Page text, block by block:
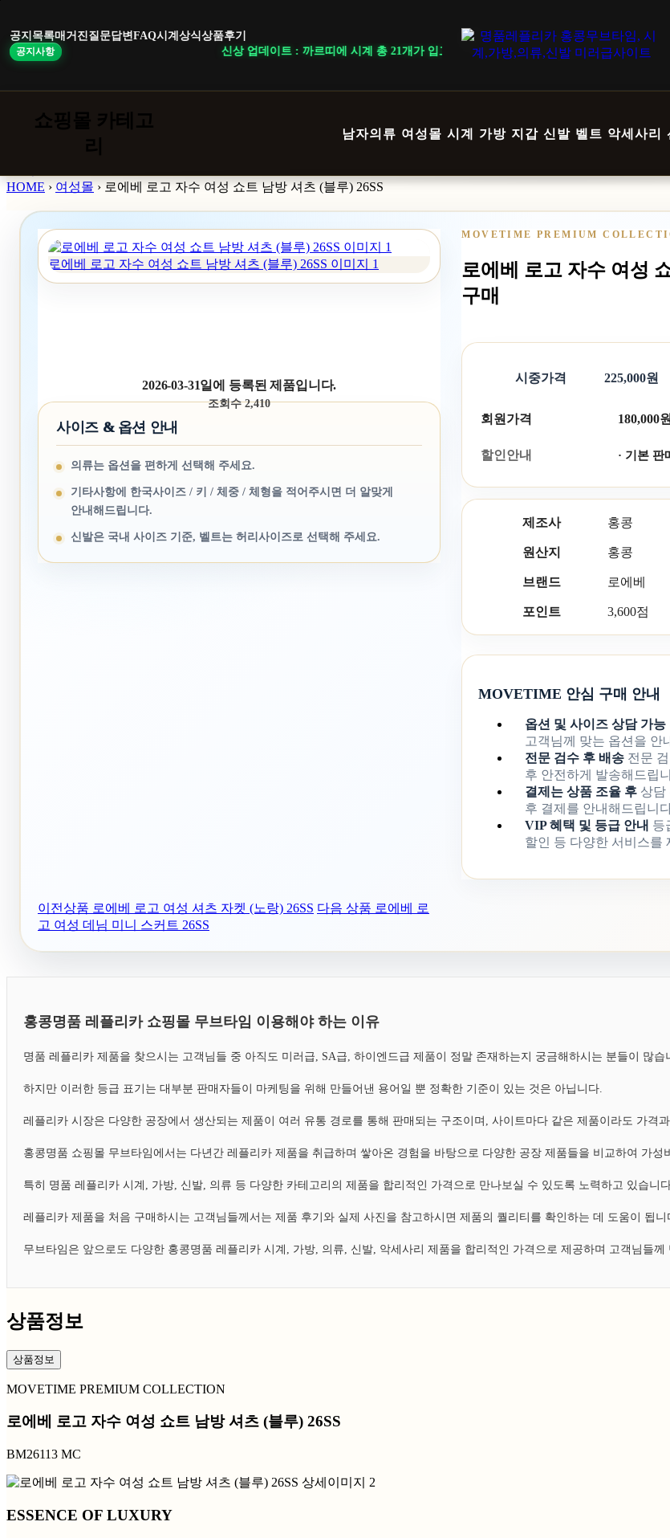
공지목록매거진 질문답변 FAQ시계상식상품후기
공지사항 신상 업데이트 : 까르띠에 시계 총 21개가 입고되었습니다.
남자의류 여성몰 시계 가방 지갑 신발 벨트 악세사리
바
로
기
HOME › 여성몰 › 로에베 로고 자수 여성 쇼트 남방 셔츠 (블루) 26SS
로에베 로고 자수 여성 쇼트 남방 셔츠 (블루) 26SS 이미지 1
2026-03-31일에 등록된 제품입니다.
조회수 2,410
사이즈 & 옵션 안내
의류는 옵션을 편하게 선택해 주세요.
기타사항에 한국사이즈 / 키 / 체중 / 체형을 적어주시면 더 알맞게
안내해드립니다.
신발은 국내 사이즈 기준, 벨트는 허리사이즈로 선택해 주세요.
MOVETIME PREMIUM
로에베 로고 자수 여성
구매
시중가격 225,000원
회원가격 180,000원
할인안내 · 기본 판
제조사 홍콩
원산지 홍콩
브랜드 로에베
포인트 3,600점
MOVETIME 안심 구매 안내
옵션 및 사이즈 상담 가능
고객님께 맞는 옵션을 안
전문 검수 후 배송 전문
후 안전하게 발송해드립
결제는 상품 조율 후 상담
후 결제를 안내해드립니
VIP 혜택 및 등급 안내 등
할인 등 다양한 서비스를
이전상품 로에베 로고 여성 셔츠 자켓 (노랑) 26SS 다음 상품 로에베 로
고 여성 데님 미니 스커트 26SS
홍콩명품 레플리카 쇼핑몰 무브타임 이용해야 하는 이유
명품 레플리카 제품을 찾으시는 고객님들 중 아직도 미러급, SA급, 하이엔드급 제품이 정말 존재하는지 궁금해하시는 분들이 많습
하지만 이러한 등급 표기는 대부분 판매자들이 마케팅을 위해 만들어낸 용어일 뿐 정확한 기준이 있는 것은 아닙니다.
레플리카 시장은 다양한 공장에서 생산되는 제품이 여러 유통 경로를 통해 판매되는 구조이며, 사이트마다 같은 제품이라도 가격
홍콩명품 쇼핑몰 무브타임에서는 다년간 레플리카 제품을 취급하며 쌓아온 경험을 바탕으로 다양한 공장 제품들을 비교하여 가
특히 명품 레플리카 시계, 가방, 신발, 의류 등 다양한 카테고리의 제품을 합리적인 가격으로 만나보실 수 있도록 노력하고 있습니
레플리카 제품을 처음 구매하시는 고객님들께서는 제품 후기와 실제 사진을 참고하시면 제품의 퀄리티를 확인하는 데 도움이 됩니
무브타임은 앞으로도 다양한 홍콩명품 레플리카 시계, 가방, 의류, 신발, 악세사리 제품을 합리적인 가격으로 제공하며 고객님들
상품정보
상품정보
MOVETIME PREMIUM COLLECTION
로에베 로고 자수 여성 쇼트 남방 셔츠 (블루) 26SS
BM26113 MC
ESSENCE OF LUXURY